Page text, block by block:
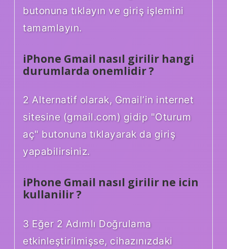
butonuna tıklayın ve giriş işlemini
tamamlayın.
iPhone Gmail nasıl girilir hangi
durumlarda onemlidir ?
2 Alternatif olarak, Gmail’in internet
sitesine (gmail.com) gidip "Oturum
aç" butonuna tıklayarak da giriş
yapabilirsiniz.
iPhone Gmail nasıl girilir ne icin
kullanilir ?
3 Eğer 2 Adımlı Doğrulama
etkinleştirilmişse, cihazınızdaki